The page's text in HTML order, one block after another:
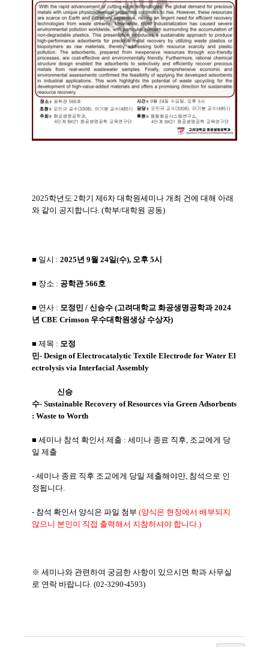
2025학년도 2학기 제6차 대학원세미나 개최 건에 대해 아래
와 같이 공지합니다. (학부/대학원 공동)
■ 일시 : 2025년 9월 24일(수), 오후 5시
■ 장소 : 공학관 566호
■ 연사 : 모정민 / 신승수 (고려대학교 화공생명공학과 2024
년 CBE Crimson 우수대학원생상 수상자)
■ 제목 : 모정
민- Design of Electrocatalytic Textile Electrode for Water El
ectrolysis via Interfacial Assembly
신승
수- Sustainable Recovery of Resources via Green Adsorbents
: Waste to Worth
■ 세미나 참석 확인서 제출 : 세미나 종료 직후, 조교에게 당
일 제출
- 세미나 종료 직후 조교에게 당일 제출해야만, 참석으로 인
정됩니다.
- 참석 확인서 양식은 파일 첨부 (양식은 현장에서 배부되지
않으니 본인이 직접 출력해서 지참하셔야 합니다.)
※ 세미나와 관련하여 궁금한 사항이 있으시면 학과 사무실
로 연락 바랍니다. (02-3290-4593)